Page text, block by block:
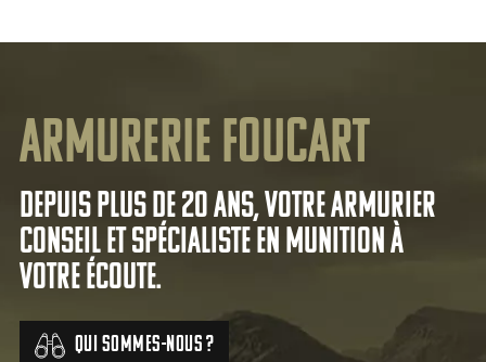
Armurerie Foucart
Depuis plus de 20 ans, votre armurier
conseil et spécialiste en munition à
votre écoute.
Qui sommes-nous ?